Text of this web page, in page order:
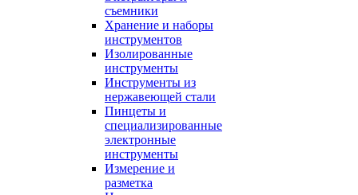
съемники
Хранение и наборы
инструментов
Изолированные
инструменты
Инструменты из
нержавеющей стали
Пинцеты и
специализированные
электронные
инструменты
Измерение и
разметка